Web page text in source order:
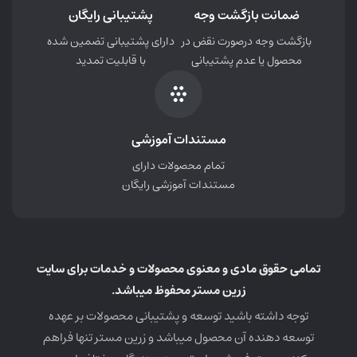
خود را نقد کنند.
تمامی قابلیت‌هایی که فروشنده ( استاد ) برای مدیریت
دوره‌های خود و سایر موارد نیاز دارد همگی در پنل کاربری و
درون وبسایت شما نمایش داده میشوند. این یعنی کاربران
ندارند. ضمن اینکه تمامی تغییرات فروشندگان روی دوره‌ها،
قبل از اینکه بصورت عمومی منتشر شود، برای بازبینی ارسال
سیستم اشتراک ویزه درنا ال‌ام‌اس این امکان را به شما
میدهد تا به واسطه آن بتوانید برخی از دوره‌های خود را
بصورت رایگان برای کاربرانی که دارای اشتراک هستند ارائه
ضمانت بازگشت وجه
بازگشت وجه درصورت نقض در
محصول یا عدم پشتیبانی
پشتیبانی رایگان
دارای پشتیبانی تضمین شده
با قابلیت تمدید
مستندات آموزشی
تمام محصولات دارای
مستندات آموزشی رایگان
تمامی حقوق مادی و معنوی محصولات و خدمات برای سایت
زرین مستر محفوظ میباشد.
توجه داشته باشید توسعه و پشتیبانی محصولات بر عهده
توسعه دهنده آن محصول میباشد و زرین مستر تنها فراهم